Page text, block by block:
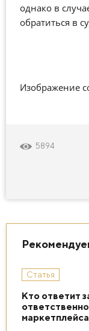
однако в
обратиться в
Изображение
5894
Статья
Кто ответит